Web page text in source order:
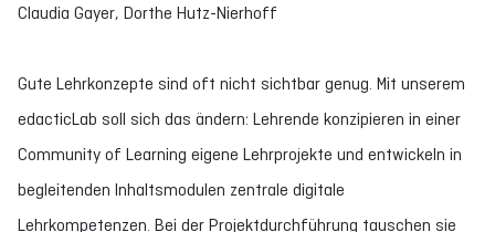
Claudia Gayer, Dorthe Hutz-Nierhoff
Gute Lehrkonzepte sind oft nicht sichtbar genug. Mit unserem
edacticLab soll sich das ändern: Lehrende konzipieren in einer
Community of Learning eigene Lehrprojekte und entwickeln in
begleitenden Inhaltsmodulen zentrale digitale
Lehrkompetenzen. Bei der Projektdurchführung tauschen sie